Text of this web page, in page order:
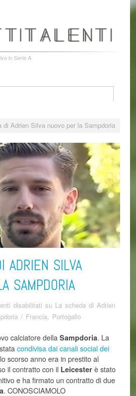
in Serie A
di Adrien Silva nuovo per la Sampdoria
ADRIEN SILVA
SAMPDORIA
disabilitati su La scheda di Adrien
/ Francia Portogallo
calciatore dellaSampdoria. La
condivisa dai canali social dei
scorso anno era in prestito al
il contratto con il Leicester è stato
e ha firmato un contratto di due
. CONOSCIAMOLO